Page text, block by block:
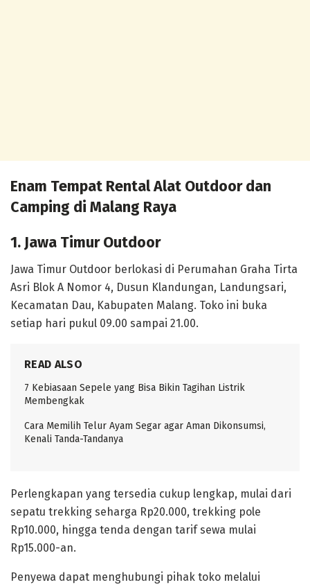
Enam Tempat Rental Alat Outdoor dan
Camping di Malang Raya
1. Jawa Timur Outdoor
Jawa Timur Outdoor berlokasi di Perumahan Graha Tirta
Asri Blok A Nomor 4, Dusun Klandungan, Landungsari,
Kecamatan Dau, Kabupaten Malang. Toko ini buka
setiap hari pukul 09.00 sampai 21.00.
READ ALSO
7 Kebiasaan Sepele yang Bisa Bikin Tagihan Listrik
Membengkak
Cara Memilih Telur Ayam Segar agar Aman Dikonsumsi,
Kenali Tanda-Tandanya
Perlengkapan yang tersedia cukup lengkap, mulai dari
sepatu trekking seharga Rp20.000, trekking pole
Rp10.000, hingga tenda dengan tarif sewa mulai
Rp15.000-an.
Penyewa dapat menghubungi pihak toko melalui